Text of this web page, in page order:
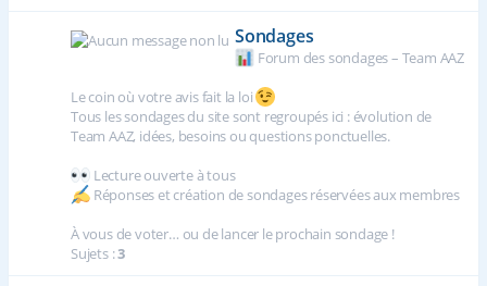
Sondages
Forum des sondages – Team AAZ
Le coin où votre avis fait la loi
Tous les sondages du site sont regroupés ici : évolution de
Team AAZ, idées, besoins ou questions ponctuelles.
Lecture ouverte à tous
Réponses et création de sondages réservées aux membres
À vous de voter… ou de lancer le prochain sondage !
Sujets :3